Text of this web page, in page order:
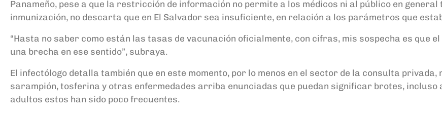
Panameño, pese a que la restricción de información no permite a los médicos ni al público en
inmunización, no descarta que en El Salvador sea insuficiente, en relación a los parámetros que
“Hasta no saber como están las tasas de vacunación oficialmente, con cifras, mis sospecha es que
una brecha en ese sentido”, subraya.
El infectólogo detalla también que en este momento, por lo menos en el sector de la consulta
sarampión, tosferina y otras enfermedades arriba enunciadas que puedan significar brotes, incluso
adultos estos han sido poco frecuentes.